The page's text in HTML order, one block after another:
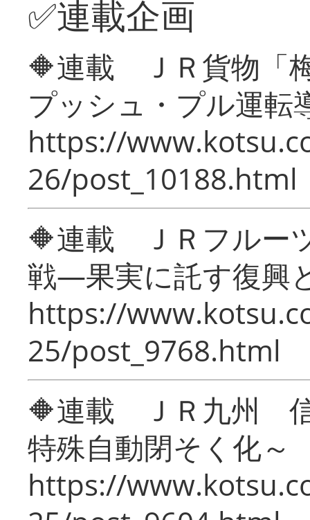
✅連載企画
🔶連載 ＪＲ貨物「
プッシュ・プル運転
https://
26/post_10188.html
🔶連載 ＪＲフルー
戦―果実に託す復興
https://
25/post_9768.html
🔶連載 ＪＲ九州 信
特殊自動閉そく化～
https://